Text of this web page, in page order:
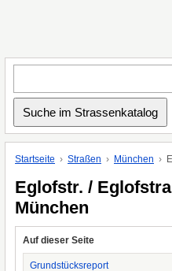
Startseite Straßen München
Eglofstr. /
München
Auf dieser Seite
Grundstücksreport